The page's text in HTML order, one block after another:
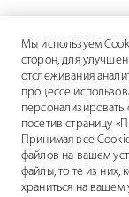
Мы используем
сторон, для
отслеживания
процессе
посетив страницу
Принимая все
файлов на вашем
файлы, то те из них,
храниться на вашем